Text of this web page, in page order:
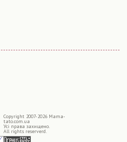
Copyright 2007-2026 Mama-
tato.com.ua
Усі права захищено.
All rights reserverd.